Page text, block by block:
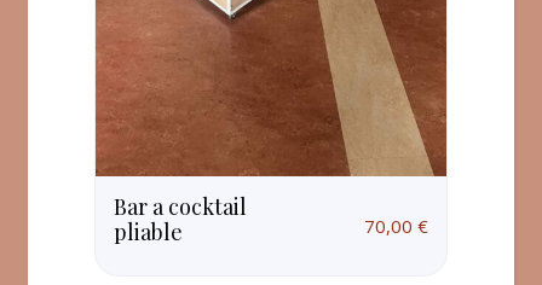
Bar a cocktail
pliable
70,00 €